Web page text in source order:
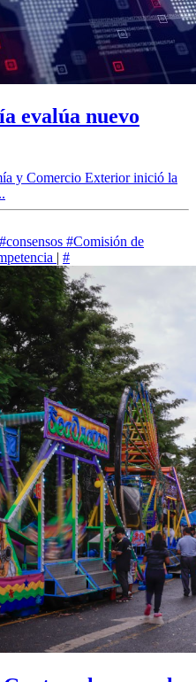
evalúa nuevo
y Comercio Exterior inició la
#consensos #Comisión de
| #